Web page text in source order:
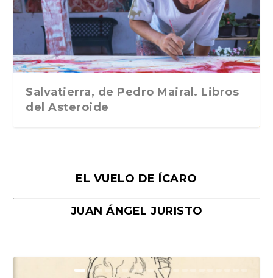
Traducción de Car...
Libros del Asteroid...
mi vida». Esthe...
Collin. Traducci...
Bocaccio
Salvatierra, de Pedro Mairal. Libros
del Asteroide
EL VUELO DE ÍCARO
JUAN ÁNGEL JURISTO